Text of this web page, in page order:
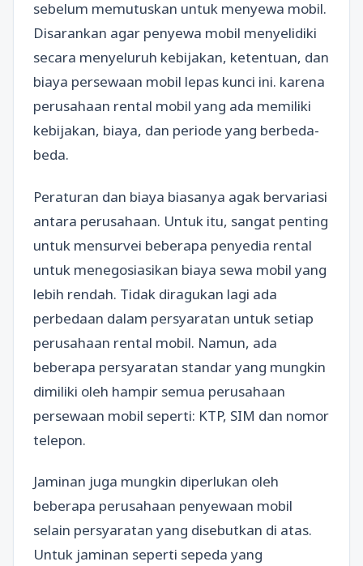
sebelum memutuskan untuk menyewa mobil.
Disarankan agar penyewa mobil menyelidiki
secara menyeluruh kebijakan, ketentuan, dan
biaya persewaan mobil lepas kunci ini. karena
perusahaan rental mobil yang ada memiliki
kebijakan, biaya, dan periode yang berbeda-
beda.
Peraturan dan biaya biasanya agak bervariasi
antara perusahaan. Untuk itu, sangat penting
untuk mensurvei beberapa penyedia rental
untuk menegosiasikan biaya sewa mobil yang
lebih rendah. Tidak diragukan lagi ada
perbedaan dalam persyaratan untuk setiap
perusahaan rental mobil. Namun, ada
beberapa persyaratan standar yang mungkin
dimiliki oleh hampir semua perusahaan
persewaan mobil seperti: KTP, SIM dan nomor
telepon.
Jaminan juga mungkin diperlukan oleh
beberapa perusahaan penyewaan mobil
selain persyaratan yang disebutkan di atas.
Untuk jaminan seperti sepeda yang